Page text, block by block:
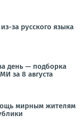
за русского языка
день — подборка
за 8 августа
мирным жителям